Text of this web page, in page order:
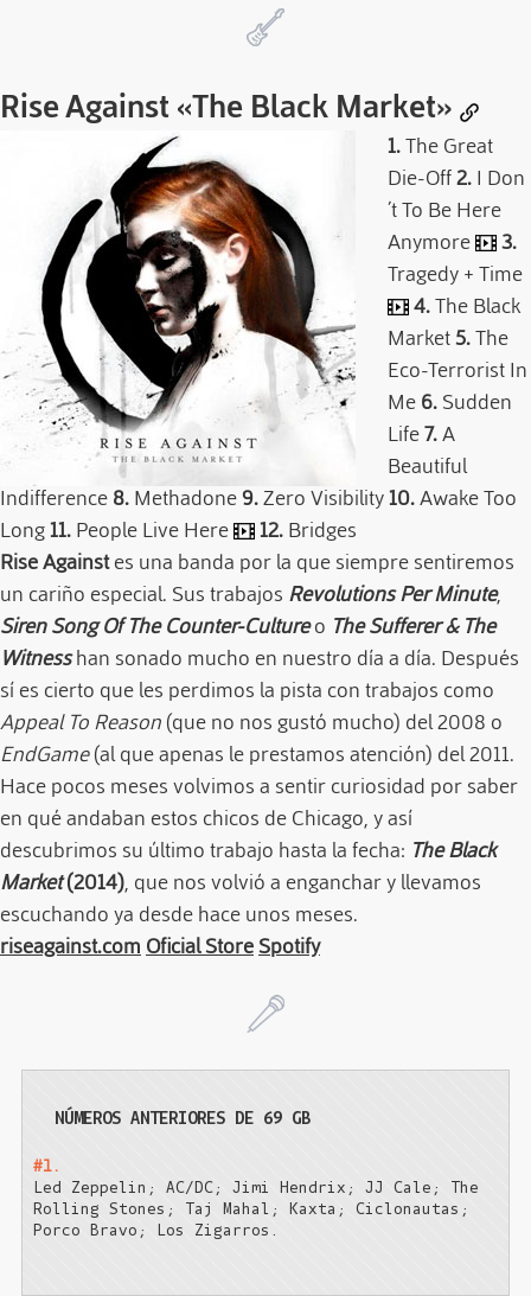
Rise Against «The Black Market»
1.The Great
Die-Off2. I Don
´t To Be Here
Anymore
3.
Tragedy + Time
4.The Black
Market5.The
Eco-Terrorist In
Me 6. Sudden
Life7.A
Beautiful
Indifference 8. Methadone9.Zero Visibility10.Awake Too
Long11. People Live Here 12. Bridges
Rise Againstes una banda por la que siempre sentiremos
un cariño especial. Sus trabajos Revolutions Per Minute,
Siren Song Of The Counter-Cultureo The Sufferer & The
Witnesshan sonado mucho en nuestro día a día. Después
sí es cierto que les perdimos la pista con trabajos como
Appeal To Reason (que no nos gustó mucho) del 2008 o
EndGame(al que apenas le prestamos atención) del 2011.
Hace pocos meses volvimos a sentir curiosidad por saber
en qué andaban estos chicos de Chicago, y así
descubrimos su último trabajo hasta la fecha: The Black
Market(2014), que nos volvió a enganchar y llevamos
escuchando ya desde hace unos meses.
riseagainst.com Oficial StoreSpotify
NÚMEROS ANTERIORES DE 69 GB
#1.
Led Zeppelin; AC/DC; Jimi Hendrix; JJ Cale; The
Rolling Stones; Taj Mahal; Kaxta; Ciclonautas;
Porco Bravo; Los Zigarros.